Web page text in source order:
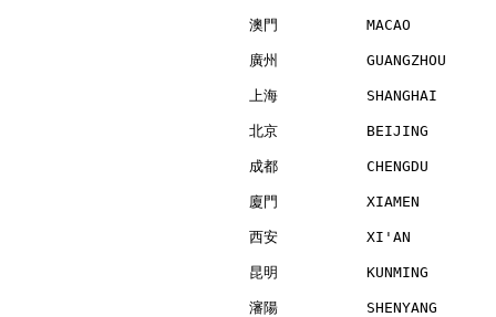
澳門          MACAO
廣州
上海          SHANGHAI
北京          BEIJING
成都          CHENGDU
廈門          XIAMEN
西安          XI'AN
昆明          KUNMING
瀋陽          SHENYANG